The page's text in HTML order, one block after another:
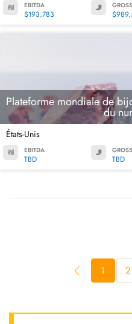
EBITDA
$193,783
GROSS
Plateforme mondiale de
du
États-Unis
EBITDA
TBD
GROSS
TBD
1 2